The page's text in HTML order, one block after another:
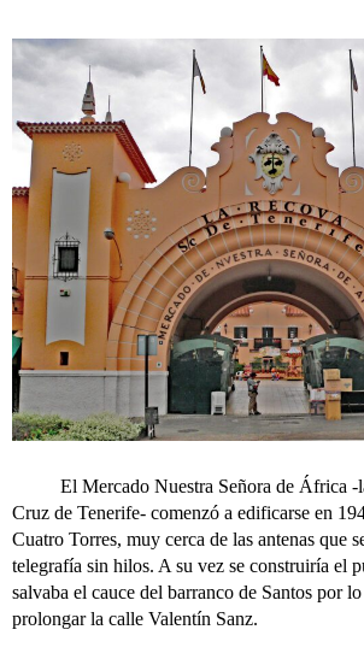
El Mercado Nuestra Señora de África -la
Cruz de Tenerife- comenzó a edificarse en
Cuatro Torres, muy cerca de las antenas que
telegrafía sin hilos. A su vez se construiría el
salvaba el cauce del barranco de Santos por
prolongar la calle Valentín Sanz.